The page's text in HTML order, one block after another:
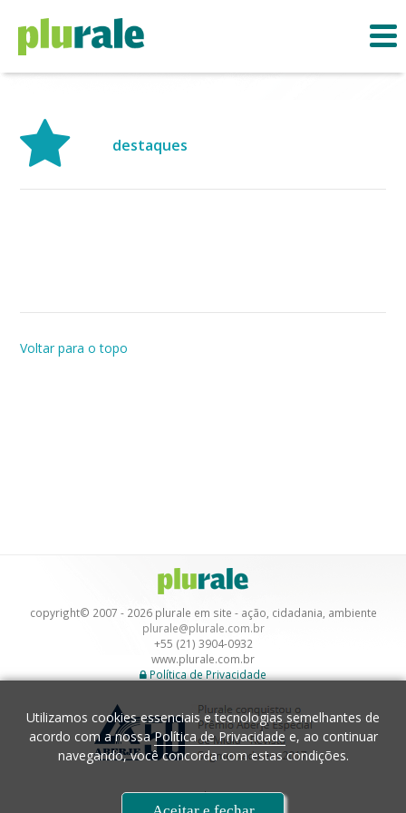
destaques
Voltar para o topo
copyright© 2007 - 2026 plurale em site - ação, cidadania, ambiente
plurale@plurale.com.br
+55 (21) 3904-0932
www.plurale.com.br
Política de Privacidade
Desenvolvimento
Utilizamos cookies essenciais e tecnologias semelhantes de
acordo com a nossaPolítica de Privacidadee, ao continuar
navegando, você concorda com estas condições.